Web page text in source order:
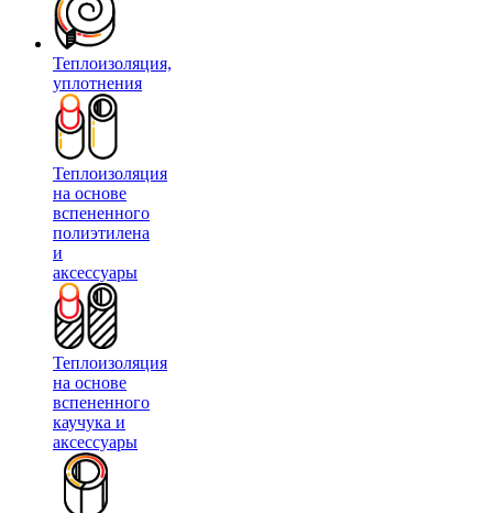
Теплоизоляция,
уплотнения
Теплоизоляция
на основе
вспененного
полиэтилена
и
аксессуары
Теплоизоляция
на основе
вспененного
каучука и
аксессуары